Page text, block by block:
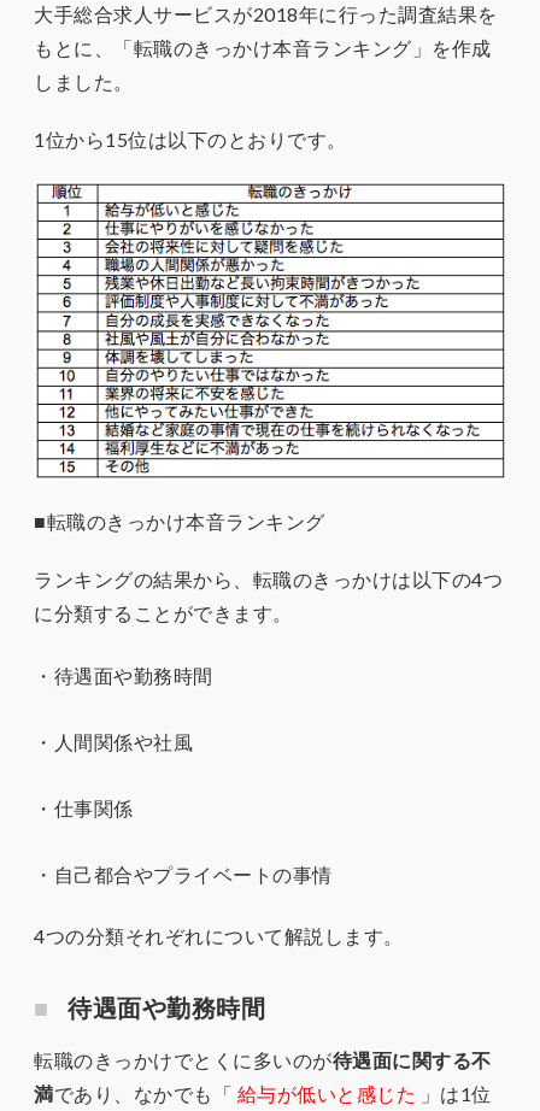
大手総合求人サービスが2018年に行った調査結果を
もとに、「転職のきっかけ本音ランキング」を作成
しました。
1位から15位は以下のとおりです。
■転職のきっかけ本音ランキング
ランキングの結果から、転職のきっかけは以下の4つ
に分類することができます。
・待遇面や勤務時間
・人間関係や社風
・仕事関係
・自己都合やプライベートの事情
4つの分類それぞれについて解説します。
待遇面や勤務時間
転職のきっかけでとくに多いのが待遇面に関する不
満であり、なかでも「 給与が低いと感じた
」は1位